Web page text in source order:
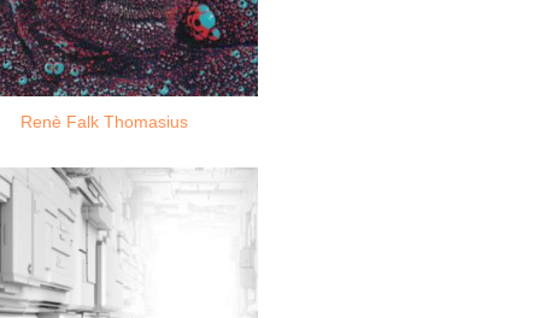
Renè Falk Thomasius